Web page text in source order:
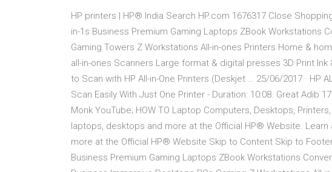
HP printers | HP® India Search HP.com 1676317 Close
in-1s Business Premium Gaming Laptops ZBook Workstations
Gaming Towers Z Workstations All-in-ones Printers Home &
all-in-ones Scanners Large format & digital presses 3D Print
to Scan with HP All-in-One Printers (Deskjet … 25/06/2017 · HP
Scan Easily With Just One Printer - Duration: 10:08. Great Adib
Monk YouTube; HOW TO Laptop Computers, Desktops,
laptops, desktops and more at the Official HP® Website.
more at the Official HP® Website Skip to Content Skip to
Business Premium Gaming Laptops ZBook Workstations